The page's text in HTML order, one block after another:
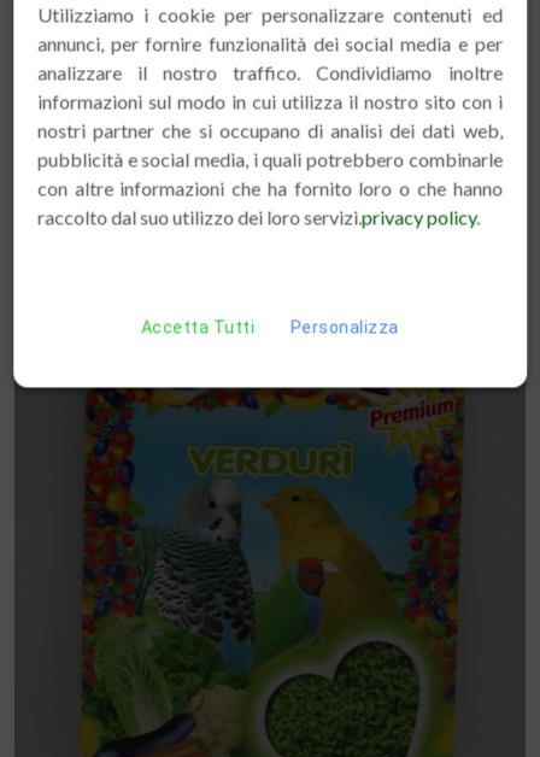
PASTONE GRANDI PAPP 1 KG DELI NATURE
€ 7.50
Utilizziamo i cookie per personalizzare contenuti ed
annunci, per fornire funzionalità dei social media e per
analizzare il nostro traffico. Condividiamo inoltre
informazioni sul modo in cui utilizza il nostro sito con i
nostri partner che si occupano di analisi dei dati web,
pubblicità e social media, i quali potrebbero combinarle
con altre informazioni che ha fornito loro o che hanno
raccolto dal suo utilizzo dei loro servizi.privacy policy.
Accetta Tutti Personalizza